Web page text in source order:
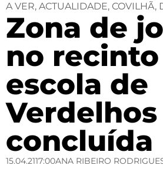
A VER, ACTUALIDADE, COVILHÃ,
Zona de
no
escola de
concluída
15.04.2117:00ANA RIBEIRO